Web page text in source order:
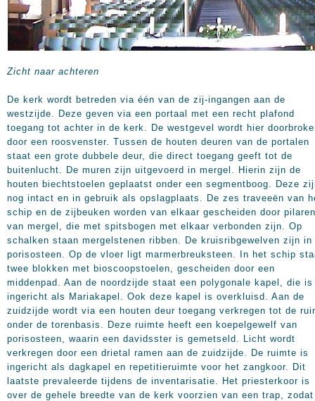
Zicht naar achteren
De kerk wordt betreden via één van de zij-ingangen aan de
westzijde. Deze geven via een portaal met een recht plafond
toegang tot achter in de kerk. De westgevel wordt hier
door een roosvenster. Tussen de houten deuren van de portalen
staat een grote dubbele deur, die direct toegang geeft tot de
buitenlucht. De muren zijn uitgevoerd in mergel. Hierin zijn de
houten biechtstoelen geplaatst onder een segmentboog. Deze
nog intact en in gebruik als opslagplaats. De zes traveeën van
schip en de zijbeuken worden van elkaar gescheiden door pilaren
van mergel, die met spitsbogen met elkaar verbonden zijn. Op
schalken staan mergelstenen ribben. De kruisribgewelven zijn in
porisosteen. Op de vloer ligt marmerbreuksteen. In het schip
twee blokken met bioscoopstoelen, gescheiden door een
middenpad. Aan de noordzijde staat een polygonale kapel, die is
ingericht als Mariakapel. Ook deze kapel is overkluisd. Aan de
zuidzijde wordt via een houten deur toegang verkregen tot de
onder de torenbasis. Deze ruimte heeft een koepelgewelf van
porisosteen, waarin een davidsster is gemetseld. Licht wordt
verkregen door een drietal ramen aan de zuidzijde. De ruimte is
ingericht als dagkapel en repetitieruimte voor het zangkoor. Dit
laatste prevaleerde tijdens de inventarisatie. Het priesterkoor is
over de gehele breedte van de kerk voorzien van een trap,